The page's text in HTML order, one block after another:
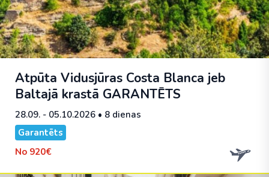
Atpūta Vidusjūras Costa Blanca jeb
Baltajā krastā GARANTĒTS
28.09. - 05.10.2026 • 8 dienas
Garantēts
No 920€